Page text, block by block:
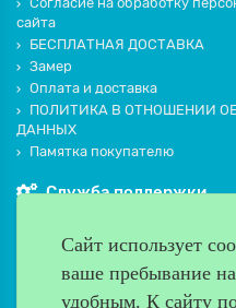
сайта
БЕСПЛАТНАЯ ДОСТАВКА
Замер
Оплата и доставка
ПОЛИТИКА В ОТНОШЕНИИ
ДАННЫХ
Памятка покупателю
Служба поддержки
Производители
Дополнительно
Сайт использует
ваше пребывание
удобным. К cайту